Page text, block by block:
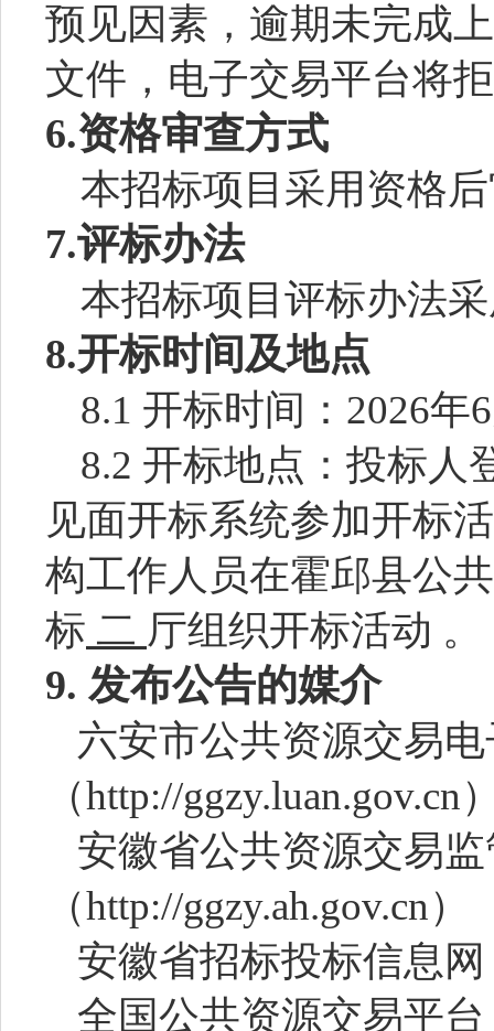
预见因素，逾期未完成
文件，电子交易平台将
6.资格审查方式
本招标项目采用资格
7.评标办法
本招标项目评标办法
8.开标时间及地点
8.1 开标时间： 2026年
8.2 开标地点： 投标人
见面开标系统参加开标
构工作人员在霍邱县公
标 二 厅组织开标活动 。
9. 发布公告的媒介
六安市公共资源交易
（http://ggzy.luan.gov.cn
安徽省公共资源交易
（http://ggzy.ah.gov.cn）
安徽省招标投标信息
全国公共资源交易平台